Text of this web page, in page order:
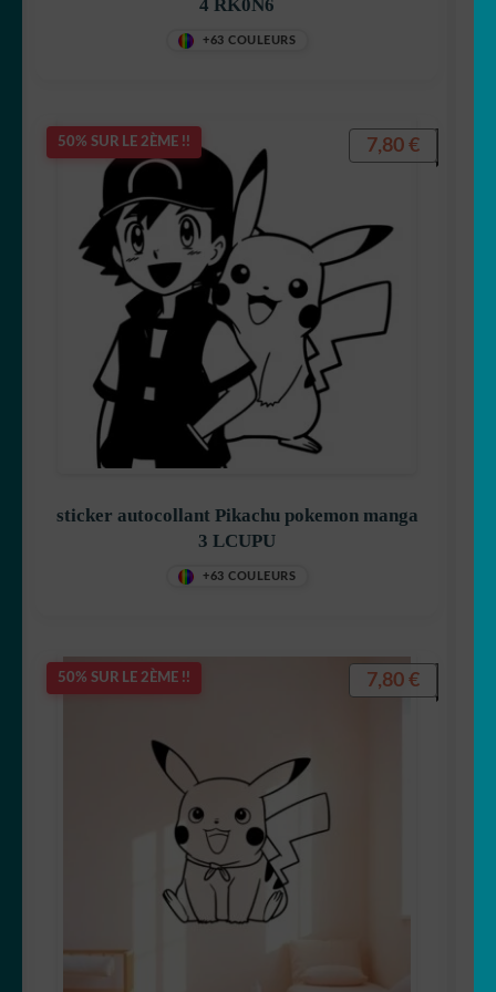
Tintin
Titeuf
Totoro
reine des neiges
4 RK0N6
+63 COULEURS
50% SUR LE 2ÈME !!
sticker autocollant Pikachu pokemon manga
3 LCUPU
+63 COULEURS
7,80 €
50% SUR LE 2ÈME !! 7,80 €